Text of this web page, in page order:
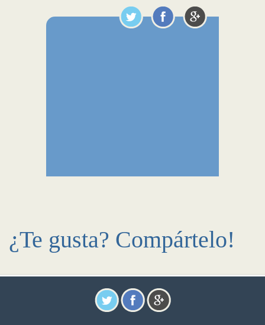
¿Te gusta? Compártelo!